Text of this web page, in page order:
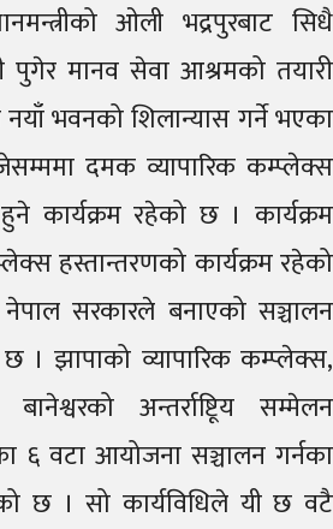
ओली भद्रपुरबाट सिधै
पुगेर मानव सेवा आश्रमको तयारी
भवनको शिलान्यास गर्ने भएका
दमक व्यापारिक कम्प्लेक्स
कार्यक्रम रहेको छ । कार्यक्रम
हस्तान्तरणको कार्यक्रम रहेको
सरकारले बनाएको सञ्चालन
। झापाको व्यापारिक कम्प्लेक्स,
अन्तर्राष्टिूय सम्मेलन
६ वटा आयोजना सञ्चालन गर्नका
छ । सो कार्यविधिले यी छ वटै